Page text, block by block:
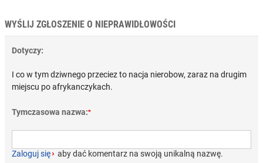
WYŚLIJ ZGŁOSZENIE O NIEPRAWIDŁOWOŚCI
Dotyczy:
I co w tym dziwnego przeciez to nacja nierobow, zaraz na drugim
miejscu po afrykanczykach.
Tymczasowa nazwa:*
Zaloguj się› aby dać komentarz na swoją unikalną nazwę.